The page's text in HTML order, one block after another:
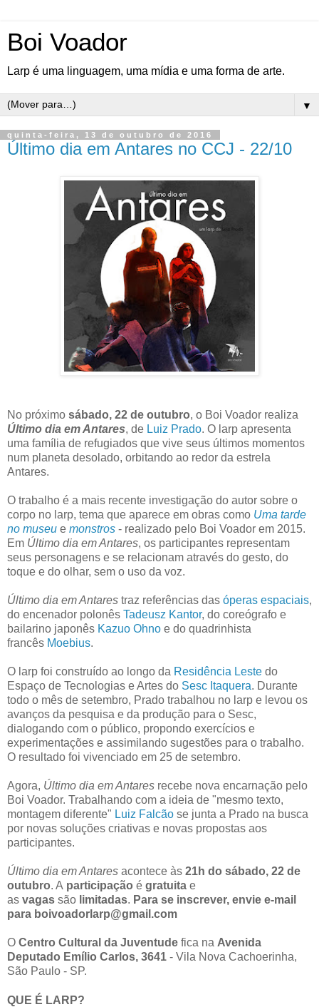
Boi Voador
Larp é uma linguagem, uma mídia e uma forma de arte.
▼
quinta-feira, 13 de outubro de 2016
Último dia em Antares no CCJ - 22/10
No próximo sábado, 22 de outubro, o Boi Voador realiza
Último dia em Antares, de Luiz Prado. O larp apresenta
uma família de refugiados que vive seus últimos momentos
num planeta desolado, orbitando ao redor da estrela
Antares.
O trabalho é a mais recente investigação do autor sobre o
corpo no larp, tema que aparece em obras como Uma tarde
no museu e monstros - realizado pelo Boi Voador em 2015.
Em Último dia em Antares, os participantes representam
seus personagens e se relacionam através do gesto, do
toque e do olhar, sem o uso da voz.
Último dia em Antares traz referências das óperas espaciais,
do encenador polonês Tadeusz Kantor, do coreógrafo e
bailarino japonês Kazuo Ohno e do quadrinhista
francês Moebius.
O larp foi construído ao longo da Residência Leste do
Espaço de Tecnologias e Artes do Sesc Itaquera. Durante
todo o mês de setembro, Prado trabalhou no larp e levou os
avanços da pesquisa e da produção para o Sesc,
dialogando com o público, propondo exercícios e
experimentações e assimilando sugestões para o trabalho.
O resultado foi vivenciado em 25 de setembro.
Agora, Último dia em Antares recebe nova encarnação pelo
Boi Voador. Trabalhando com a ideia de "mesmo texto,
montagem diferente" Luiz Falcão se junta a Prado na busca
por novas soluções criativas e novas propostas aos
participantes.
Último dia em Antares acontece às 21h do sábado, 22 de
outubro. A participação é gratuita e
as vagas são limitadas. Para se inscrever, envie e-mail
para boivoadorlarp@gmail.com
O Centro Cultural da Juventude fica na Avenida
Deputado Emílio Carlos, 3641 - Vila Nova Cachoerinha,
São Paulo - SP.
QUE É LARP?